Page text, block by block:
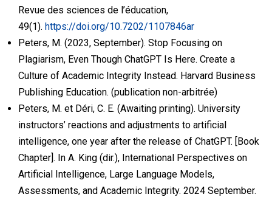
Revue des sciences de l’éducation,
49(1). https://doi.org/10.7202/1107846ar
Peters, M. (2023, September). Stop Focusing on
Plagiarism, Even Though ChatGPT Is Here. Create a
Culture of Academic Integrity Instead. Harvard Business
Publishing Education. (publication non-arbitrée)
Peters, M. et Déri, C. E. (Awaiting printing). University
instructors’ reactions and adjustments to artificial
intelligence, one year after the release of ChatGPT. [Book
Chapter]. In A. King (dir.), International Perspectives on
Artificial Intelligence, Large Language Models,
Assessments, and Academic Integrity. 2024 September.